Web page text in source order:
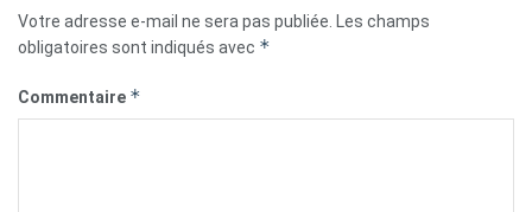
Votre adresse e-mail ne sera pas publiée. Les champs
obligatoires sont indiqués avec *
Commentaire *